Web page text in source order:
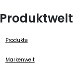
Produktwelt
Produkte
Markenwelt